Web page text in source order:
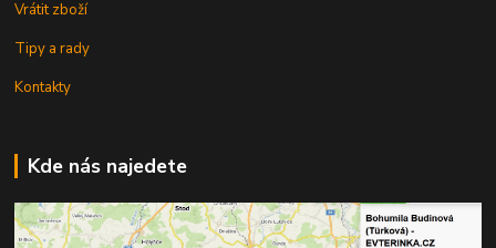
Vrátit zboží
Tipy a rady
Kontakty
Kde nás najedete